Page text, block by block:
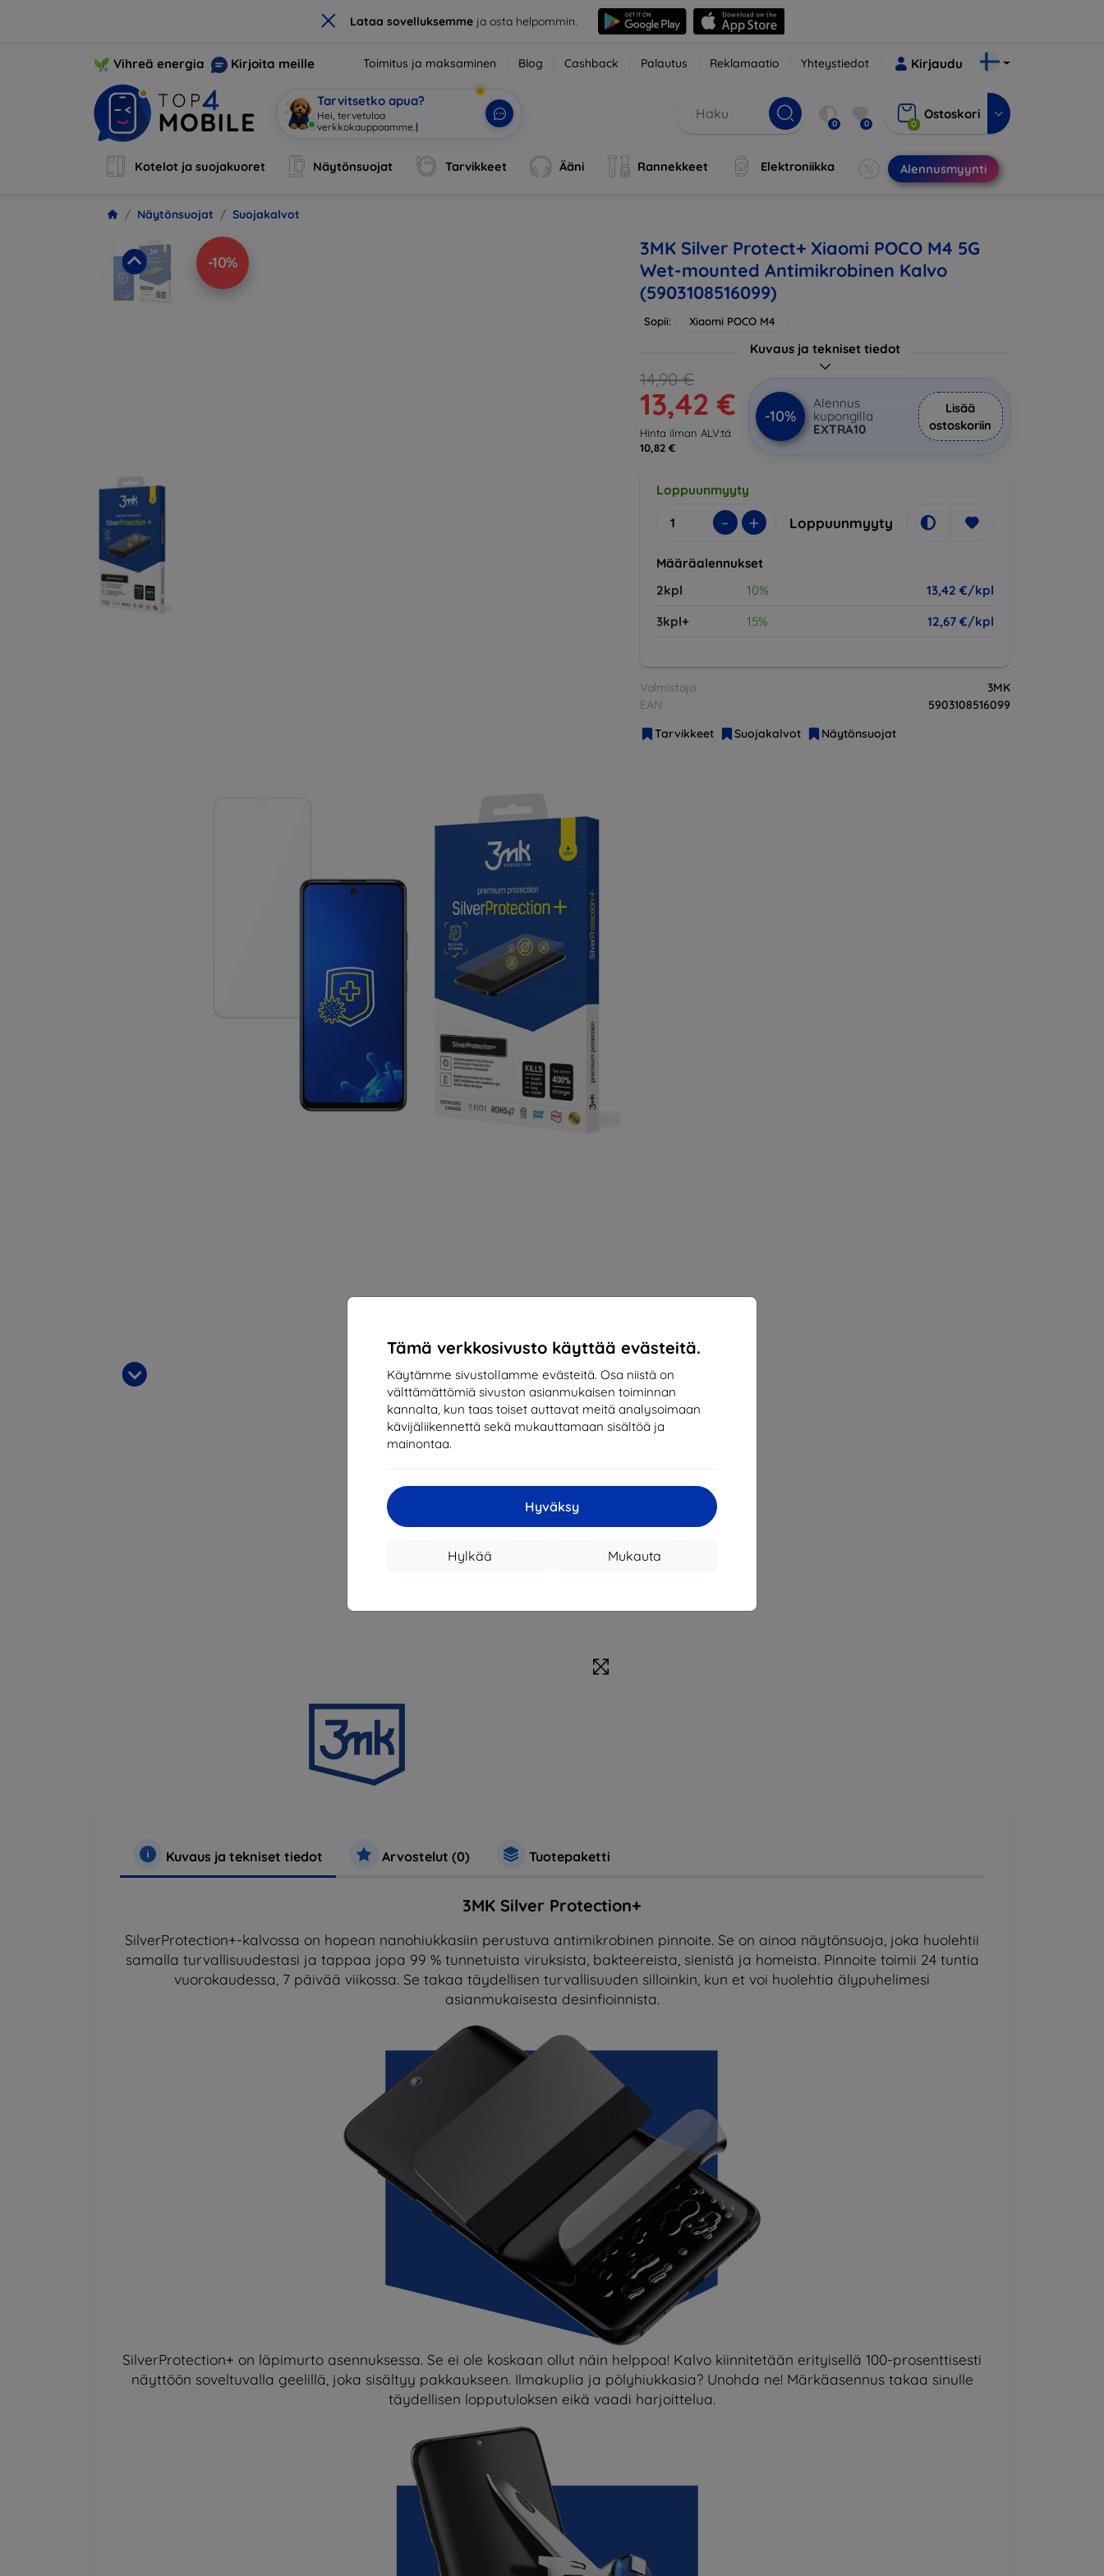
× Lataa sovelluksemmeja osta helpommin.
Tämä verkkosivusto käyttää evästeitä.
Käytämme sivustollamme evästeitä. Osa niistä on
välttämättömiä sivuston asianmukaisen toiminnan
kannalta, kun taas toiset auttavat meitä analysoimaan
kävijäliikennettä sekä mukauttamaan sisältöä ja
mainontaa.
Hyväksy
Mukauta
Hylkää
Vihreä energia Kirjoita meille Toimitus ja maksaminen Blog Cashback Palautus Reklamaatio Yhteystiedot Kirjaudu
Tarvitsetko apua?
O| 0 0 0
Ostoskori
Kotelot ja suojakuoret Näytönsuojat Tarvikkeet Ääni Rannekkeet Elektroniikka Alennusmyynti
Näytönsuojat Suojakalvot
-10%
3MK Silver Protect+ Xiaomi POCO M4 5G
Wet-mounted Antimikrobinen Kalvo
(5903108516099)
Sopii: Xiaomi POCO M4
Kuvaus ja tekniset tiedot
14,90 €
13,42 €
Hinta ilman ALV:tä
10,82 €
-10%
Alennus
kupongilla
EXTRA10
Lisää
ostoskoriin
Loppuunmyyty
- + Loppuunmyyty
Määräalennukset
2kpl
10%
13,42 €/kpl
3kpl+
15% 12,67 €/kpl
Valmistaja
3MK
EAN
5903108516099
Tarvikkeet
Suojakalvot Näytönsuojat
Kuvaus ja tekniset tiedot Arvostelut (0) Tuotepaketti
3MK Silver Protection+
SilverProtection+-kalvossa on hopean nanohiukkasiin perustuva antimikrobinen pinnoite. Se on ainoa näytönsuoja, joka huolehtii
samalla turvallisuudestasi ja tappaa jopa 99 % tunnetuista viruksista, bakteereista, sienistä ja homeista. Pinnoite toimii 24 tuntia
vuorokaudessa, 7 päivää viikossa. Se takaa täydellisen turvallisuuden silloinkin, kun et voi huolehtia älypuhelimesi
asianmukaisesta desinfioinnista.
SilverProtection+ on läpimurto asennuksessa. Se ei ole koskaan ollut näin helppoa! Kalvo kiinnitetään erityisellä 100-prosenttisesti
näyttöön soveltuvalla geelillä, joka sisältyy pakkaukseen. Ilmakuplia ja pölyhiukkasia? Unohda ne! Märkäasennus takaa sinulle
täydellisen lopputuloksen eikä vaadi harjoittelua.